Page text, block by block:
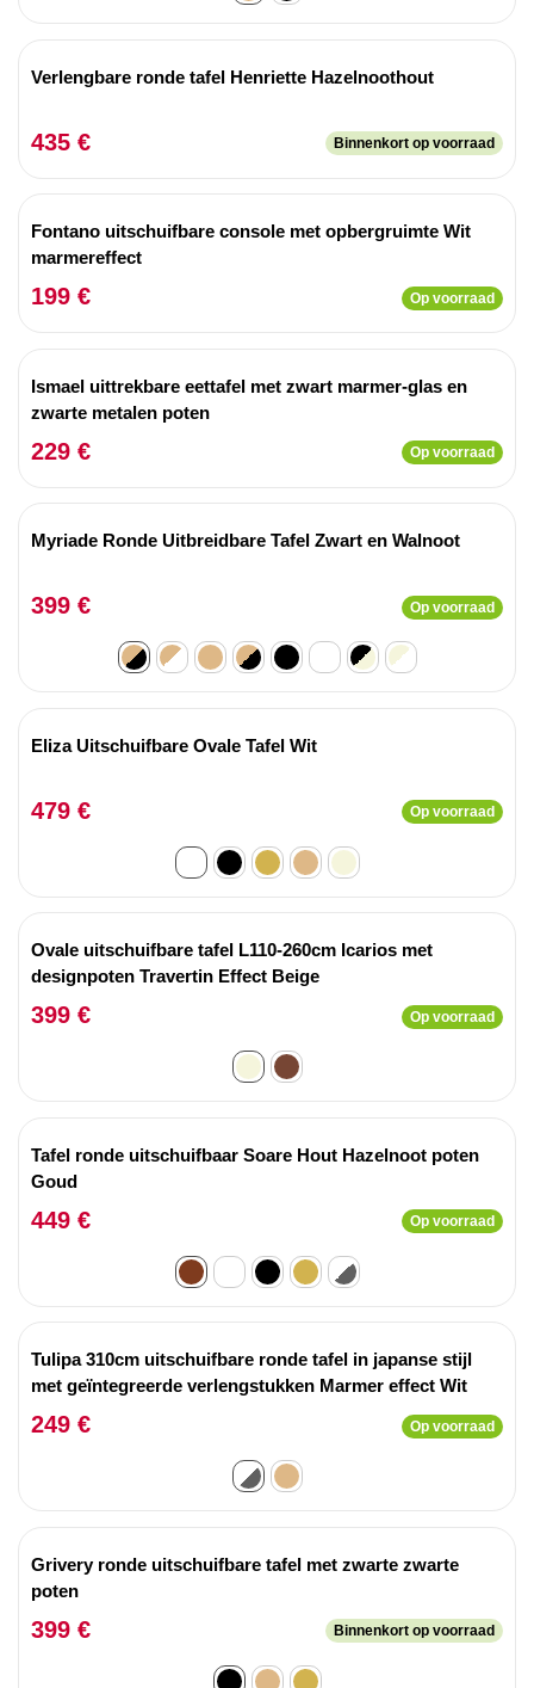
Verlengbare ronde tafel Henriette Hazelnoothout
435 € Binnenkort op voorraad
Fontano uitschuifbare console met opbergruimte Wit
marmereffect
199 € Op voorraad
Ismael uittrekbare eettafel met zwart marmer-glas en
zwarte metalen poten
229 € Op voorraad
Myriade Ronde Uitbreidbare Tafel Zwart en Walnoot
399 € Op voorraad
Eliza Uitschuifbare Ovale Tafel Wit
479 € Op voorraad
Ovale uitschuifbare tafel L110-260cm Icarios met
designpoten Travertin Effect Beige
399 € Op voorraad
Tafel ronde uitschuifbaar Soare Hout Hazelnoot poten
Goud
449 € Op voorraad
Tulipa 310cm uitschuifbare ronde tafel in japanse stijl
met geïntegreerde verlengstukken Marmer effect Wit
249 € Op voorraad
Grivery ronde uitschuifbare tafel met zwarte zwarte
poten
399 € Binnenkort op voorraad